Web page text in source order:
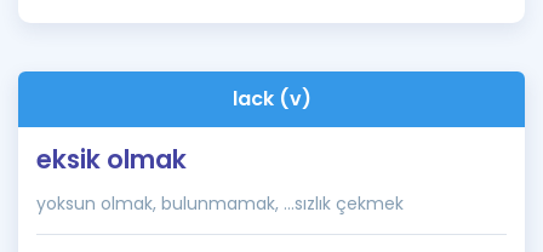
İngilizce Gramer
lack (v)
eksik olmak
yoksun olmak, bulunmamak, ...sızlık çekmek